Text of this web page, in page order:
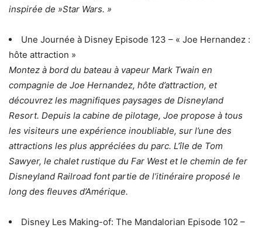
inspirée de »Star Wars. »
Une Journée à Disney Episode 123 – « Joe Hernandez :
hôte attraction »
Montez à bord du bateau à vapeur Mark Twain en
compagnie de Joe Hernandez, hôte d’attraction, et
découvrez les magnifiques paysages de Disneyland
Resort. Depuis la cabine de pilotage, Joe propose à tous
les visiteurs une expérience inoubliable, sur l’une des
attractions les plus appréciées du parc. L’île de Tom
Sawyer, le chalet rustique du Far West et le chemin de fer
Disneyland Railroad font partie de l’itinéraire proposé le
long des fleuves d’Amérique.
Disney Les Making-of: The Mandalorian Episode 102 –